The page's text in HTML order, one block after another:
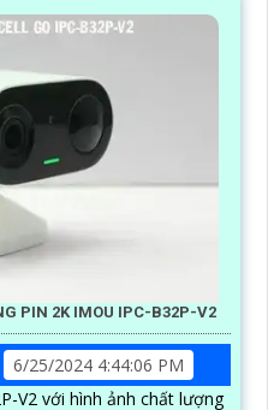
PIN 2K IMOU IPC-B32P-V2
6/25/2024 4:44:06 PM